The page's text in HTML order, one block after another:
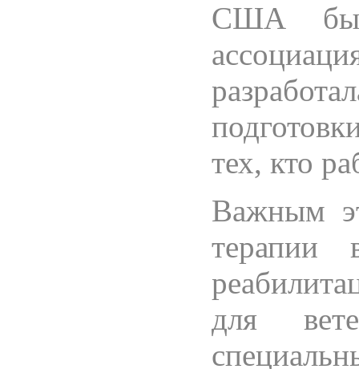
США
тех, кто
Важным
терапии
для